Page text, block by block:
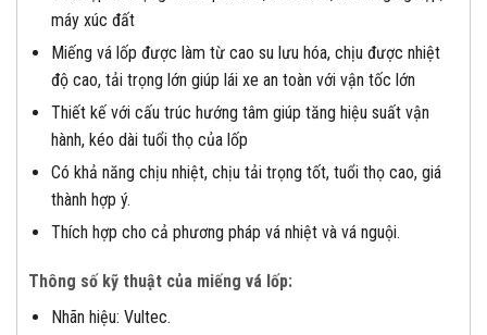
máy xúc đất
Miếng vá lốp được làm từ cao su lưu hóa, chịu được nhiệt
độ cao, tải trọng lớn giúp lái xe an toàn với vận tốc lớn
Thiết kế với cấu trúc hướng tâm giúp tăng hiệu suất vận
hành, kéo dài tuổi thọ của lốp
Có khả năng chịu nhiệt, chịu tải trọng tốt, tuổi thọ cao, giá
thành hợp ý.
Thích hợp cho cả phương pháp vá nhiệt và vá nguội.
Thông số kỹ thuật của miếng vá lốp:
Nhãn hiệu: Vultec.